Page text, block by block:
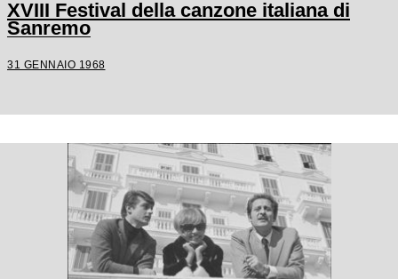
XVIII Festival della canzone italiana di
Sanremo
31 GENNAIO 1968